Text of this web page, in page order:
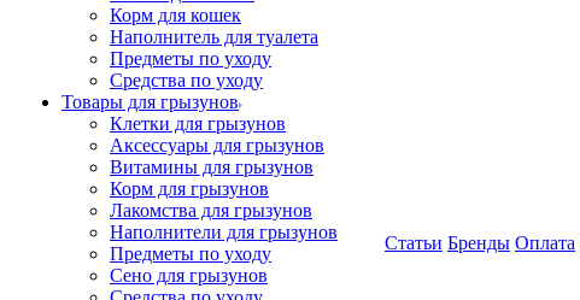
Корм для кошек
Наполнитель для туалета
Предметы по уходу
Средства по уходу
Товары для грызунов
Клетки для грызунов
Аксессуары для грызунов
Витамины для грызунов
Корм для грызунов
Лакомства для грызунов
Наполнители для грызунов
Предметы по уходу
Сено для грызунов
Статьи Бренды Оплата